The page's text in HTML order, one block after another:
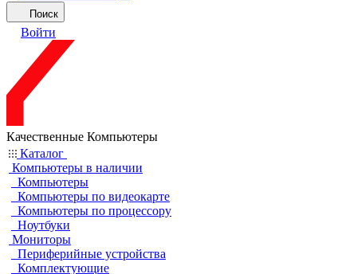
Поиск
Войти
Качественные Компьютеры
Каталог
Компьютеры в наличии
Компьютеры
Компьютеры по видеокарте
Компьютеры по процессору
Ноутбуки
Мониторы
Периферийные устройства
Комплектующие